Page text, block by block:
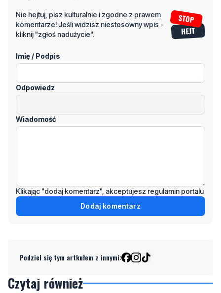
Nie hejtuj, pisz kulturalnie i zgodne z prawem
komentarze! Jeśli widzisz niestosowny wpis -
kliknij "zgłoś nadużycie".
Imię / Podpis
Odpowiedz
Wiadomość
Klikając "dodaj komentarz", akceptujesz regulamin portalu
Dodaj komentarz
Podziel się tym artkułem z innymi:
Czytaj również